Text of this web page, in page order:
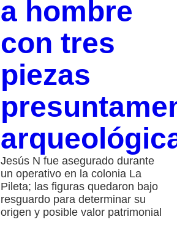
a hombre
con tres
piezas
Jesús N fue asegurado durante
un operativo en la colonia La
Pileta; las figuras quedaron bajo
resguardo para determinar su
origen y posible valor patrimonial